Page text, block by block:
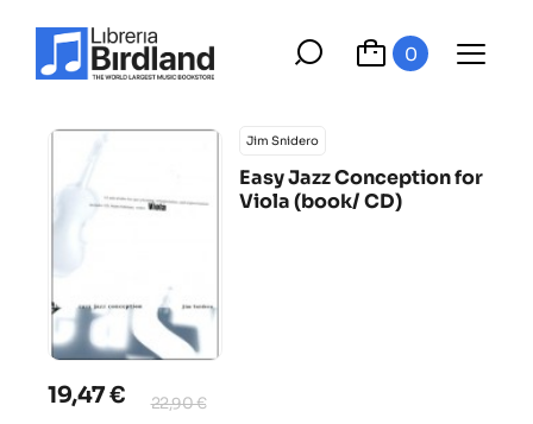
0
Jim Snidero
Easy Jazz Conception for
Viola (book/ CD)
19,47 € 22,90 €